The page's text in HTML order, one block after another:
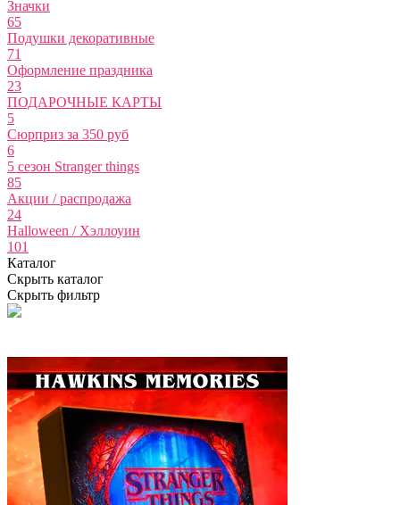
Значки
65
Подушки декоративные
71
Оформление праздника
23
ПОДАРОЧНЫЕ КАРТЫ
5
Сюрприз за 350 руб
6
5 сезон Stranger things
85
Акции / распродажа
24
Halloween / Хэллоуин
101
Каталог
Скрыть каталог
Скрыть фильтр